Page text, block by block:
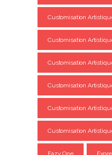
Customisation
Customisation
Customisation
Customisation
Customisation
Customisation
Eazy One